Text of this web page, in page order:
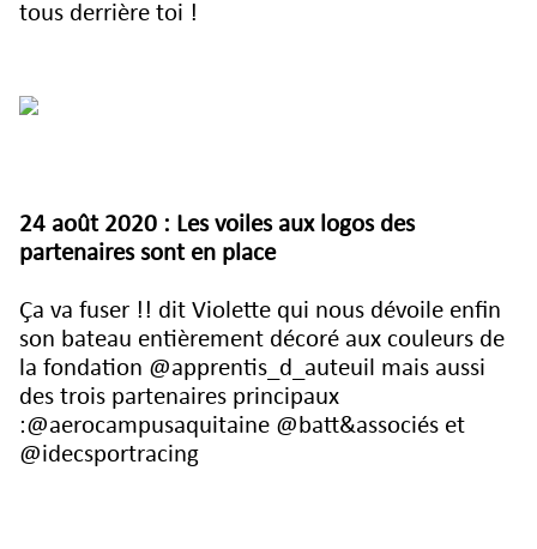
tous derrière toi !
24 août 2020 : Les voiles aux logos des
partenaires sont en place
Ça va fuser !! dit Violette qui nous dévoile enfin
son bateau entièrement décoré aux couleurs de
la fondation @apprentis_d_auteuil mais aussi
des trois partenaires principaux
:@aerocampusaquitaine @batt&associés et
@idecsportracing